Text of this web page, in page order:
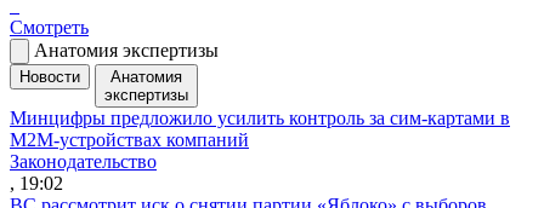
Смотреть
Анатомия экспертизы
Новости
Анатомия
экспертизы
Минцифры предложило усилить контроль за сим-картами в
M2M-устройствах компаний
Законодательство
, 19:02